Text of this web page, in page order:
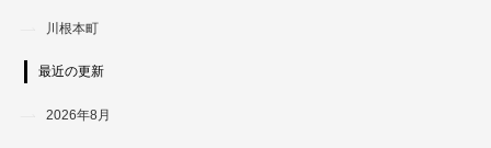
川根本町
最近の更新
2026年8月